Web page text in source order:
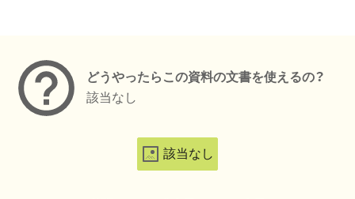
どうやったらこの資料の文書を使えるの？
該当なし
該当なし